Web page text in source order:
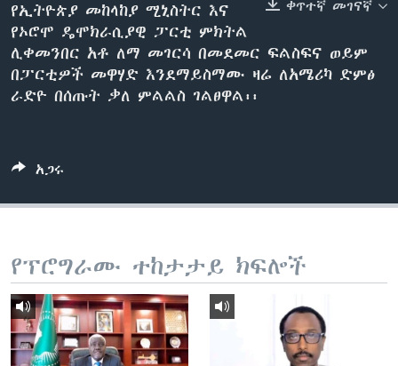
ቋንቋዎች
ቀጥተኛ መገናኛ
የኢትዮጵያ መከላከያ ሚኒስትር እና
የኦሮሞ ዴሞክራሲያዊ ፓርቲ ምክትል
ሊቀመንበር አቶ ለማ መገርሳ በመደመር ፍልስፍና ወይም
በፓርቲዎች መዋሃድ እንደማይስማሙ ዛሬ ለአሜሪካ ድምፅ
ራድዮ በሰጡት ቃለ ምልልስ ገልፀዋል፡፡
አጋሩ
የፕሮግራሙ ተከታታይ ክፍሎች